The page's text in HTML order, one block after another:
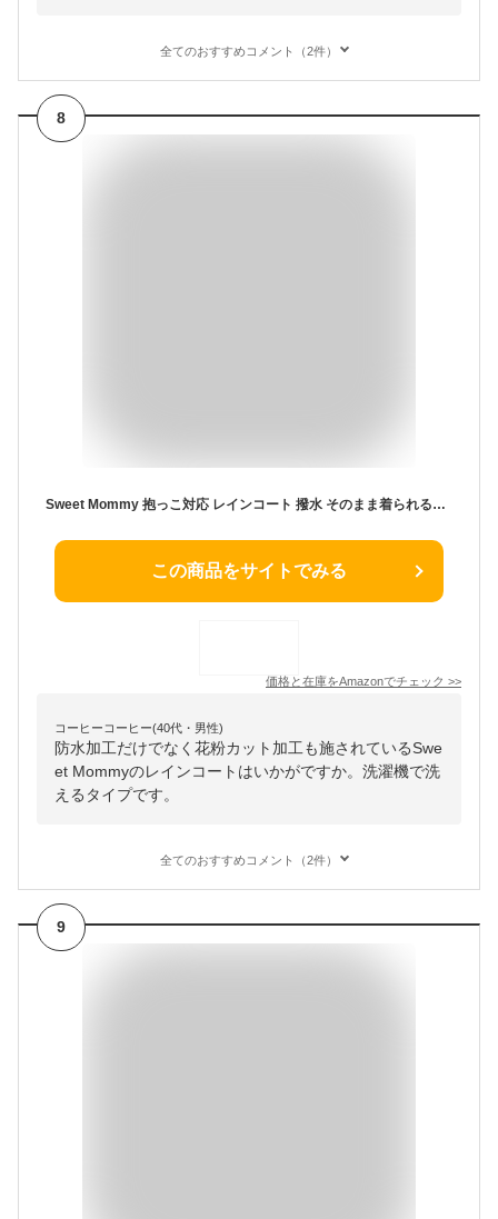
全てのおすすめコメント（2件）
8
Sweet Mommy 抱っこ対応 レインコート 撥水 そのまま着られるボアインナー ワイヤー入りフード 花粉汚れUV対策 カーキ S
この商品をサイトでみる
価格と在庫をAmazonでチェック >>
コーヒーコーヒー(40代・男性)
防水加工だけでなく花粉カット加工も施されているSwe
et Mommyのレインコートはいかがですか。洗濯機で洗
えるタイプです。
全てのおすすめコメント（2件）
9